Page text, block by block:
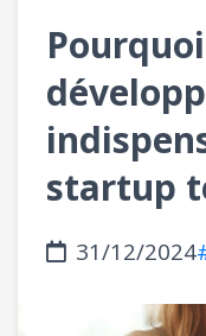
startup
31/12/2024